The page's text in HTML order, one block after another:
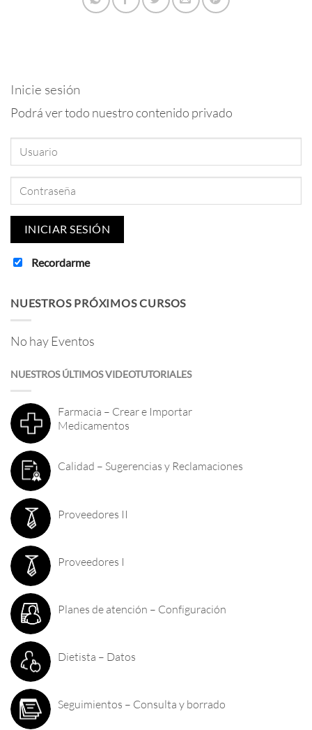
Inicie sesión
Podrá ver todo nuestro contenido privado
Recordarme
NUESTROS PRÓXIMOS CURSOS
No hay Eventos
NUESTROS ÚLTIMOS VIDEOTUTORIALES
Farmacia – Crear e Importar
Medicamentos
Calidad – Sugerencias y Reclamaciones
Proveedores II
Proveedores I
Planes de atención – Configuración
Dietista – Datos
Seguimientos – Consulta y borrado